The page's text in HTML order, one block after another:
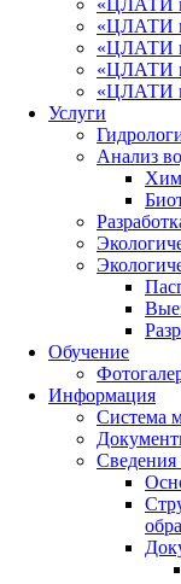
«ЦЛАТИ
«ЦЛАТИ
«ЦЛАТИ
«ЦЛАТИ
«ЦЛАТИ
Услуги
Анализ
Обучение
Информация
Система
Сведения